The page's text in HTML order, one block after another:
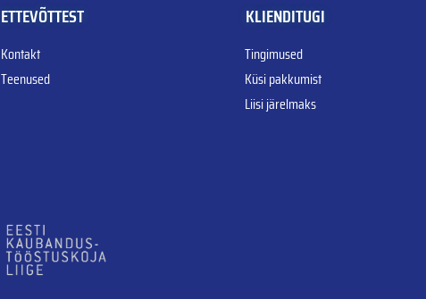
ETTEVÕTTEST KLIENDITUGI
Kontakt
Teenused
Tingimused
Küsi pakkumist
Liisi järelmaks